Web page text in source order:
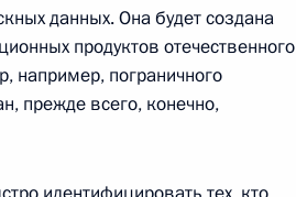
охране
данных. Она будет создана
продуктов отечественного
например, пограничного
прежде всего, конечно,